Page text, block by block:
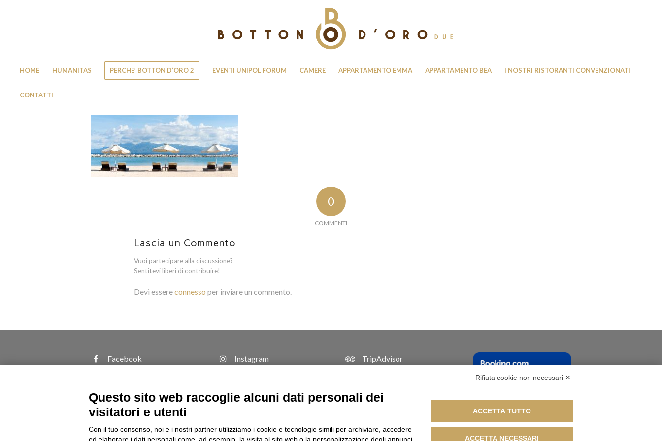
HOME HUMANITAS PERCHE’ BOTTON D’ORO 2 EVENTI UNIPOL FORUM CAMERE APPARTAMENTO EMMA APPARTAMENTO BEA I NOSTRI RISTORANTI CONVENZIONATI
CONTATTI
0
COMMENTI
Lascia un Commento
Vuoi partecipare alla discussione?
Sentitevi liberi di contribuire!
Devi essereconnesso per inviare un commento.
Facebook Instagram TripAdvisor
© Copyright | BOTTON D'ORO 2 di Davide De Podestà - Via Giuseppe Verdi, 212 - 20080 Basiglio (MI) | C.F. DPDDVD90L10F205R | P.Iva 08007800967 Pec: bottondorodue@pec.it
Rifiuta cookie non necessari ✕
Questo sito web raccoglie alcuni dati personali dei
visitatori e utenti
Con il tuo consenso, noi e i nostri partner utilizziamo i cookie e tecnologie simili per archiviare, accedere
ed elaborare i dati personali come, ad esempio, la visita al sito web o la personalizzazione degli annunci.
ACCETTA TUTTO
ACCETTA NECESSARI